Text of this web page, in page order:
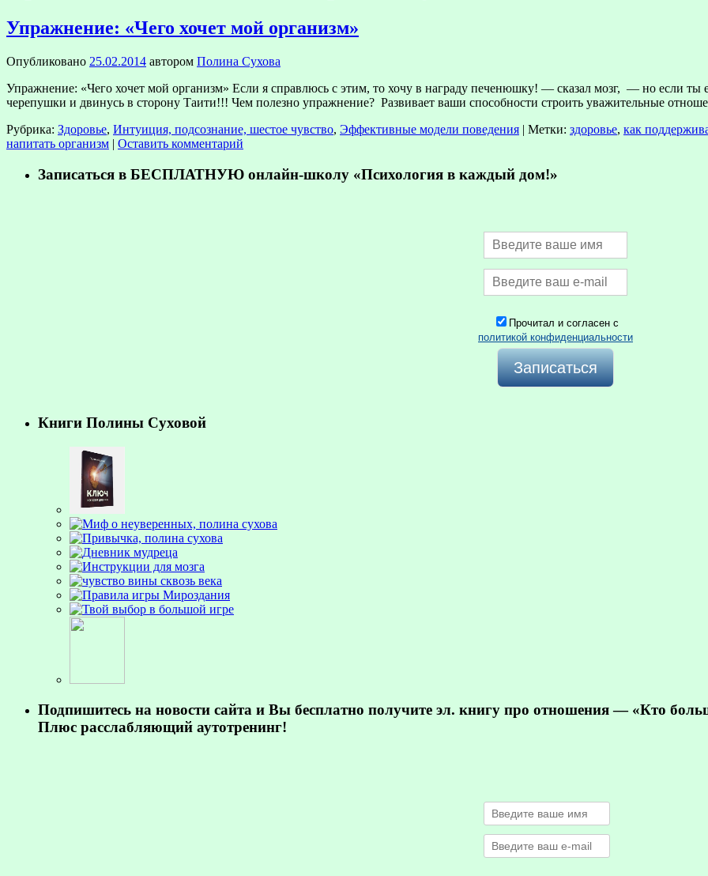
Упражнение: «Чего хочет мой организм»
Опубликовано 25.02.2014 автором Полина Сухова
Упражнение: «Чего хочет мой организм» Если я справлюсь с этим, то хочу в награду печенюшку! — сказал мозг, — но если ты
черепушки и двинусь в сторону Таити!!! Чем полезно упражнение? Развивает ваши способности строить уважительные
Рубрика: Здоровье, Интуиция, подсознание, шестое чувство, Эффективные модели поведения | Метки: здоровье, как
напитать организм | Оставить комментарий
Записаться в БЕСПЛАТНУЮ онлайн-школу «Психология в каждый дом!»
Прочитал и согласен с
политикой конфиденциальности
Книги Полины Суховой
Подпишитесь на новости сайта и Вы бесплатно получите эл. книгу про отношения — «Кто
Плюс расслабляющий аутотренинг!